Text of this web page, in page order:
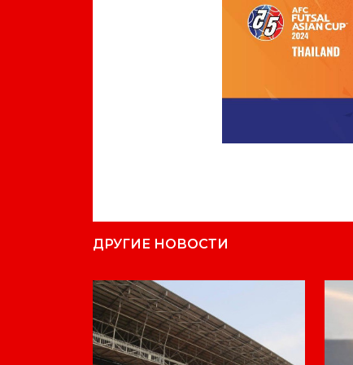
ДРУГИЕ НОВОСТИ